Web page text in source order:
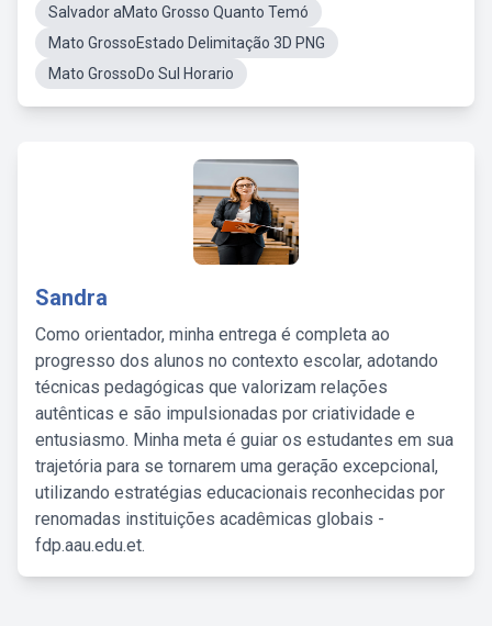
Salvador aMato Grosso Quanto Temó
Mato GrossoEstado Delimitação 3D PNG
Mato GrossoDo Sul Horario
Sandra
Como orientador, minha entrega é completa ao
progresso dos alunos no contexto escolar, adotando
técnicas pedagógicas que valorizam relações
autênticas e são impulsionadas por criatividade e
entusiasmo. Minha meta é guiar os estudantes em sua
trajetória para se tornarem uma geração excepcional,
utilizando estratégias educacionais reconhecidas por
renomadas instituições acadêmicas globais -
fdp.aau.edu.et.